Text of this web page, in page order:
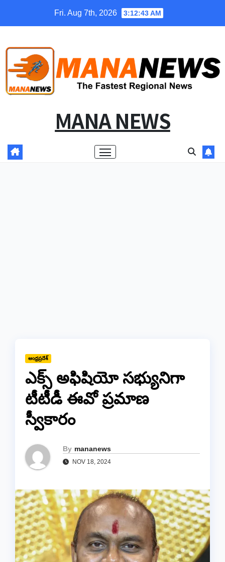
Fri. Aug 7th, 2026 3:12:43 AM
MANA NEWS
ఆంధ్రప్రదేశ్
ఎక్స్ అఫిషియో సభ్యునిగా
టీటీడీ ఈవో ప్రమాణ
స్వీకారం
By mananews
NOV 18, 2024